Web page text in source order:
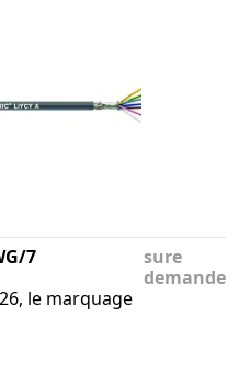
7
le marquage
sure
demande